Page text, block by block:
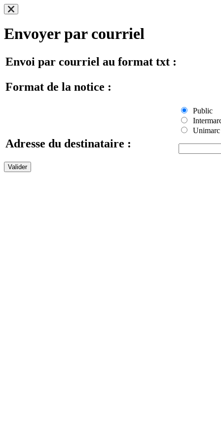
Envoyer par courriel
Envoi par courriel au format txt :
Format de la notice :
Public
Unimarc
Adresse du destinataire :